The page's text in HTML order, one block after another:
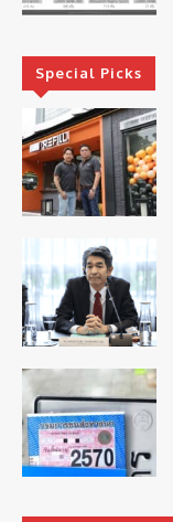
Special Picks